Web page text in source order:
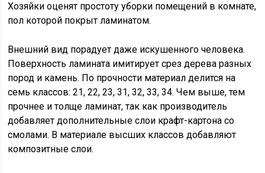
Хозяйки оценят простоту уборки помещений в комнате,
пол которой покрыт ламинатом.
Внешний вид порадует даже искушенного человека.
Поверхность ламината имитирует срез дерева разных
пород и камень. По прочности материал делится на
семь классов: 21, 22, 23, 31, 32, 33, 34. Чем выше, тем
прочнее и толще ламинат, так как производитель
добавляет дополнительные слои крафт-картона со
смолами. В материале высших классов добавляют
композитные слои.